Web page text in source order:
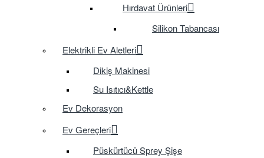
Hırdavat Ürünleri
Silikon Tabancası
Elektrikli Ev Aletleri
Dikiş Makinesi
Su Isıtıcı&Kettle
Ev Dekorasyon
Ev Gereçleri
Püskürtücü Sprey Şişe